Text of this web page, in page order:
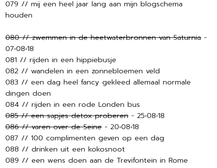
079 // mij een heel jaar lang aan mijn blogschema
houden
080 // zwemmen in de heetwaterbronnen van Saturnia-
07•08•18
081 // rijden in een hippiebusje
082 // wandelen in een zonnebloemen veld
083 // een dag heel fancy gekleed allemaal normale
dingen doen
084 // rijden in een rode Londen bus
085 // een sapjes detox proberen- 25•08•18
086 // varen over de Seine- 20•08•18
087 // 100 complimenten geven op een dag
088 // drinken uit een kokosnoot
089 // een wens doen aan de Trevifontein in Rome